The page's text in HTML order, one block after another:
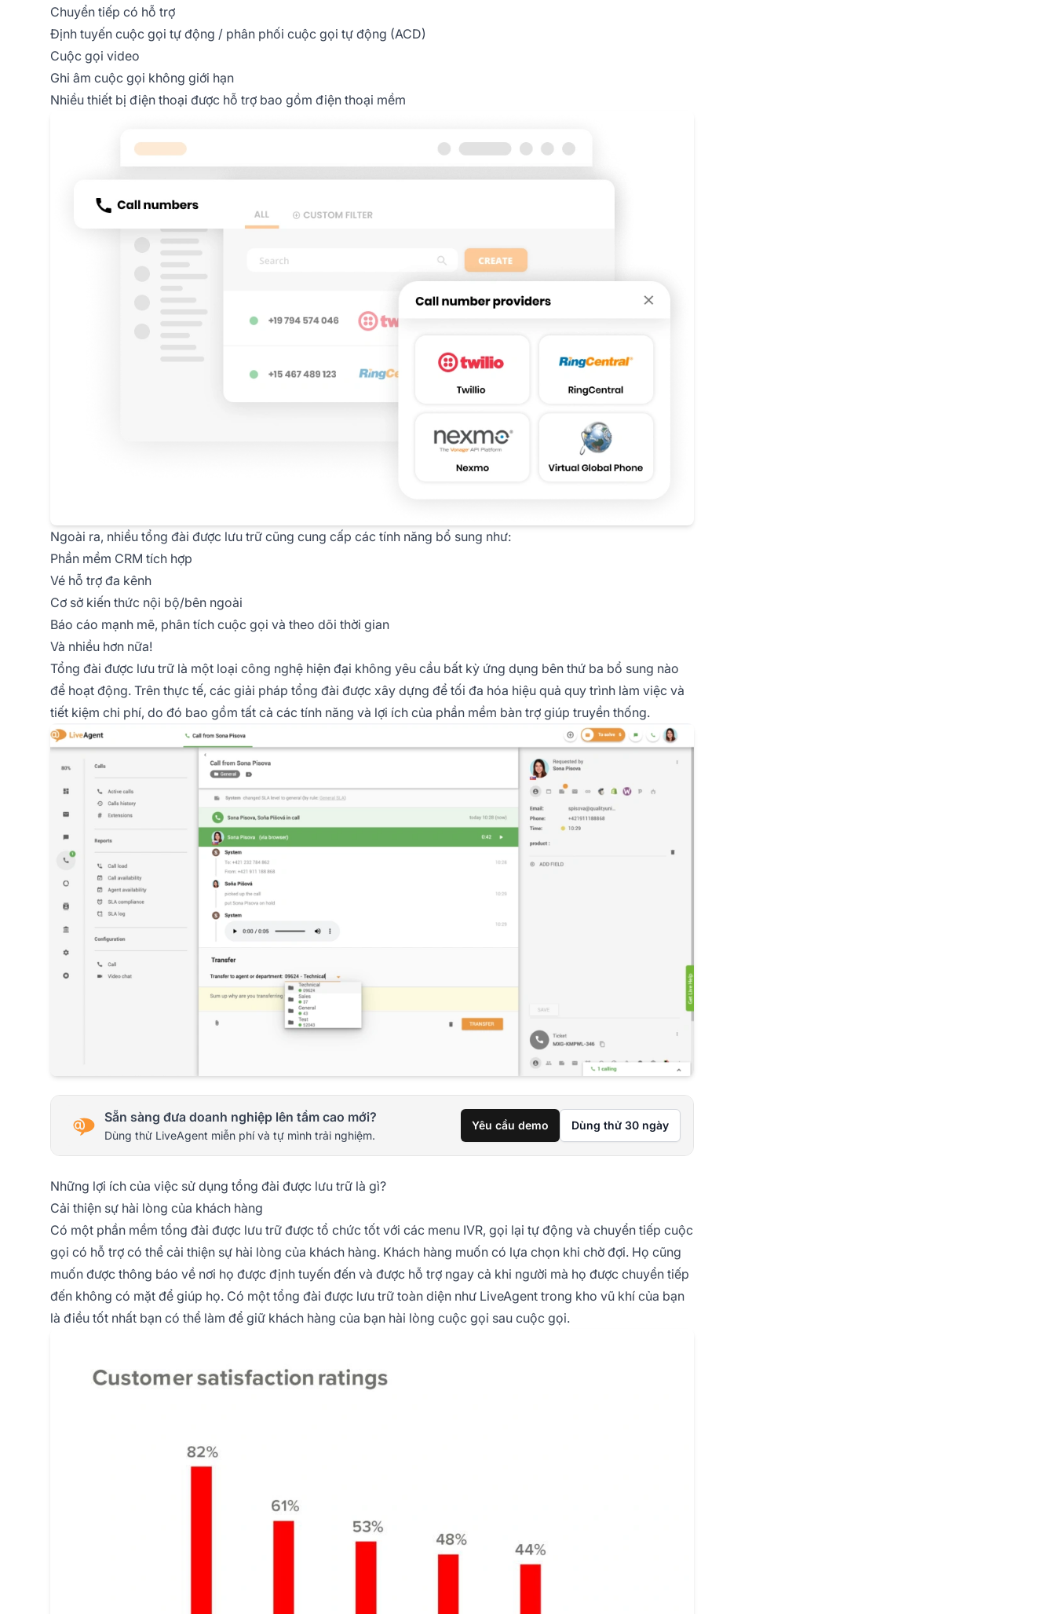
Chuyển tiếp có hỗ trợ
Định tuyến cuộc gọi tự động / phân phối cuộc gọi tự động (ACD)
Cuộc gọi video
Ghi âm cuộc gọi không giới hạn
Nhiều thiết bị điện thoại được hỗ trợ bao gồm điện thoại mềm
Ngoài ra, nhiều tổng đài được lưu trữ cũng cung cấp các tính năng bổ sung như:
Phần mềm CRM tích hợp
Vé hỗ trợ đa kênh
Cơ sở kiến thức nội bộ/bên ngoài
Báo cáo mạnh mẽ, phân tích cuộc gọi và theo dõi thời gian
Và nhiều hơn nữa!
Tổng đài được lưu trữ là một loại công nghệ hiện đại không yêu cầu bất kỳ ứng dụng bên thứ ba bổ sung nào
để hoạt động. Trên thực tế, các giải pháp tổng đài được xây dựng để tối đa hóa hiệu quả quy trình làm việc và
tiết kiệm chi phí, do đó bao gồm tất cả các tính năng và lợi ích của phần mềm bàn trợ giúp truyền thống.
Sẵn sàng đưa doanh nghiệp lên tầm cao mới?
Dùng thử LiveAgent miễn phí và tự mình trải nghiệm.
Yêu cầu demo Dùng thử 30 ngày
Những lợi ích của việc sử dụng tổng đài được lưu trữ là gì?
Cải thiện sự hài lòng của khách hàng
Có một phần mềm tổng đài được lưu trữ được tổ chức tốt với các menu IVR, gọi lại tự động và chuyển tiếp cuộc
gọi có hỗ trợ có thể cải thiện sự hài lòng của khách hàng. Khách hàng muốn có lựa chọn khi chờ đợi. Họ cũng
muốn được thông báo về nơi họ được định tuyến đến và được hỗ trợ ngay cả khi người mà họ được chuyển tiếp
đến không có mặt để giúp họ. Có một tổng đài được lưu trữ toàn diện như LiveAgent trong kho vũ khí của bạn
là điều tốt nhất bạn có thể làm để giữ khách hàng của bạn hài lòng cuộc gọi sau cuộc gọi.